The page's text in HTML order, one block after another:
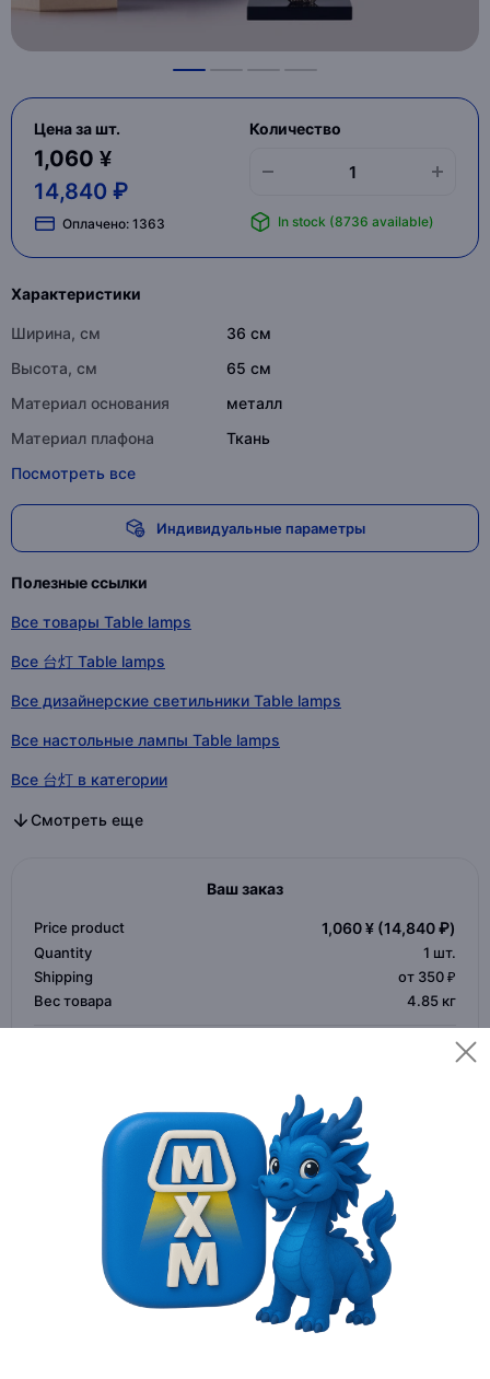
Цена за шт.
1,060 ¥
14,840 ₽
Оплачено: 1363
Количество
In stock (8736 available)
Характеристики
Ширина, см
36 см
Высота, см
65 см
Материал основания
металл
Материал плафона
Ткань
Посмотреть все
Индивидуальные параметры
Полезные ссылки
Все товары Table lamps
Все 台灯 Table lamps
Все дизайнерские светильники Table lamps
Все настольные лампы Table lamps
Все 台灯 в категории
Все дизайнерские светильники в категории
Все настольные лампы в категории
Смотреть еще
Ваш заказ
Price product 1,060 ¥ (14,840 ₽)
Quantity 1 шт.
Shipping
от 350 ₽
Вес товара
4.85 кг
Завтра
Add to cart
Купить сейчас
Безопасная оплата онлайн